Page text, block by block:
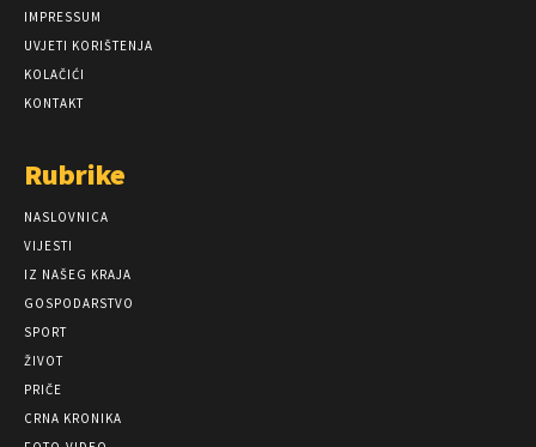
IMPRESSUM
UVJETI KORIŠTENJA
KOLAČIĆI
KONTAKT
Rubrike
NASLOVNICA
VIJESTI
IZ NAŠEG KRAJA
GOSPODARSTVO
SPORT
ŽIVOT
PRIČE
CRNA KRONIKA